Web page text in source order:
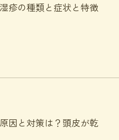
疹の種類と症状と特徴
因と対策は？頭皮が乾